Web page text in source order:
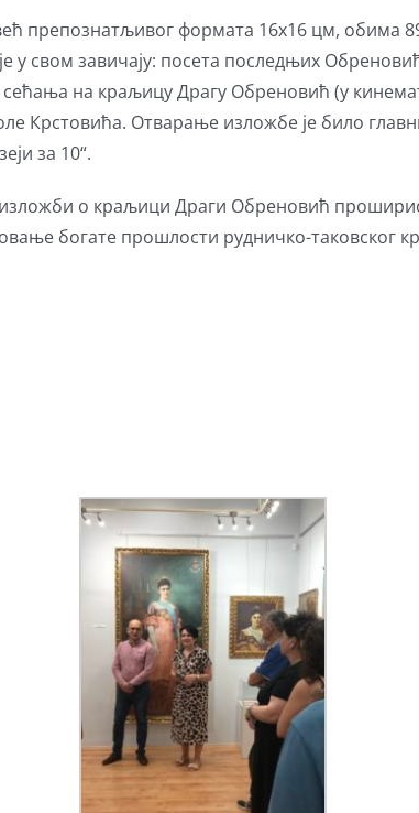
препознатљивог формата 16х16 цм, обима
свом завичају: посета последњих
сећања на краљицу Драгу Обреновић (у
Крстовића. Отварање изложбе је било
за 10“.
о краљици Драги Обреновић
богате прошлости рудничко-таковског